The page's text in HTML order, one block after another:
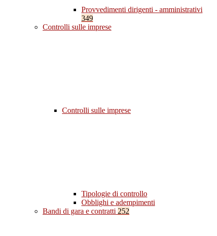
Provvedimenti dirigenti - amministrativi
349
Controlli sulle imprese
Controlli sulle imprese
Tipologie di controllo
Obblighi e adempimenti
Bandi di gara e contratti 252